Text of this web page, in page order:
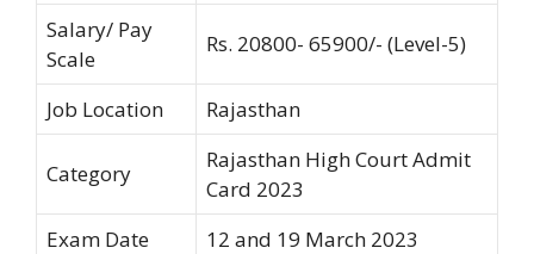
Salary/ Pay
Scale
Rs. 20800- 65900/- (Level-5)
Job Location Rajasthan
Category
Rajasthan High Court Admit
Card 2023
Exam Date
12 and 19 March 2023